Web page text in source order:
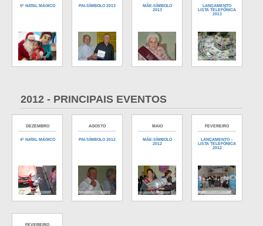
5º NATAL MÁGICO PAI-SÍMBOLO 2013
MÃE-SÍMBOLO
2013
LANÇAMENTO
LISTA TELEFÔNICA
2013
2012 - PRINCIPAIS EVENTOS
DEZEMBRO
4º NATAL MÁGICO
AGOSTO
PAI-SÍMBOLO 2012
MAIO
MÃE-SÍMBOLO
2012
FEVEREIRO
LANÇAMENTO –
LISTA TELEFÔNICA
2012
FEVEREIRO